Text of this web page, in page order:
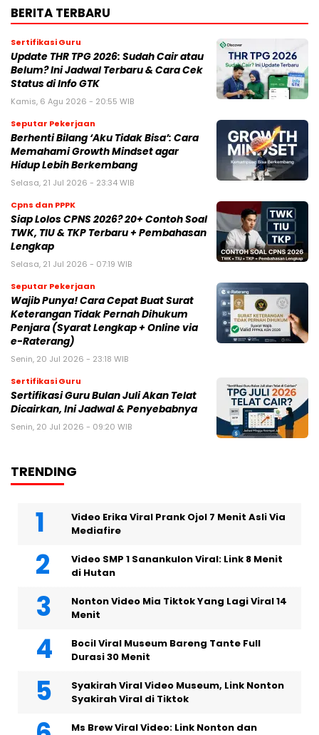
BERITA TERBARU
Sertifikasi Guru
Update THR TPG 2026: Sudah Cair atau
Belum? Ini Jadwal Terbaru & Cara Cek
Status di Info GTK
Kamis, 6 Agu 2026 - 20:55 WIB
Seputar Pekerjaan
Berhenti Bilang ‘Aku Tidak Bisa’: Cara
Memahami Growth Mindset agar
Hidup Lebih Berkembang
Selasa, 21 Jul 2026 - 23:34 WIB
Cpns dan PPPK
Siap Lolos CPNS 2026? 20+ Contoh Soal
TWK, TIU & TKP Terbaru + Pembahasan
Lengkap
Selasa, 21 Jul 2026 - 07:19 WIB
Seputar Pekerjaan
Wajib Punya! Cara Cepat Buat Surat
Keterangan Tidak Pernah Dihukum
Penjara (Syarat Lengkap + Online via
e-Raterang)
Senin, 20 Jul 2026 - 23:18 WIB
Sertifikasi Guru
Sertifikasi Guru Bulan Juli Akan Telat
Dicairkan, Ini Jadwal & Penyebabnya
Senin, 20 Jul 2026 - 09:20 WIB
TRENDING
Video Erika Viral Prank Ojol 7 Menit Asli Via
Mediafire
Video SMP 1 Sanankulon Viral: Link 8 Menit
di Hutan
Nonton Video Mia Tiktok Yang Lagi Viral 14
Menit
Bocil Viral Museum Bareng Tante Full
Durasi 30 Menit
Syakirah Viral Video Museum, Link Nonton
Syakirah Viral di Tiktok
Ms Brew Viral Video: Link Nonton dan